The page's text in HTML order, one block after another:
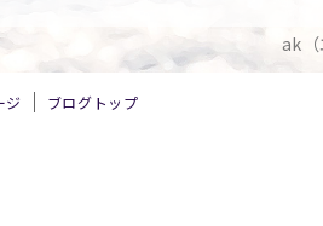
ak（
ジ ブログトップ